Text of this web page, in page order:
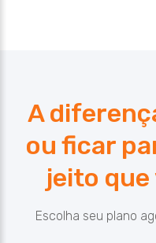
A
ou ficar
jeito
Escolha seu plano